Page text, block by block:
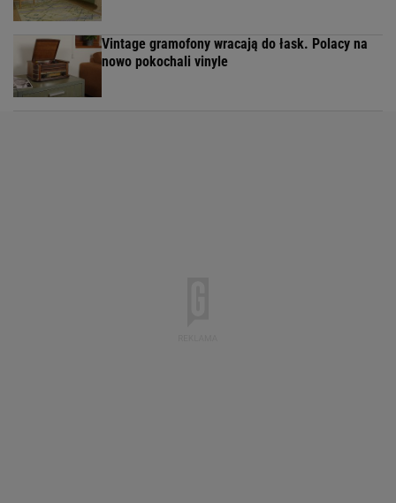
Vintage gramofony wracają do łask. Polacy na
nowo pokochali vinyle